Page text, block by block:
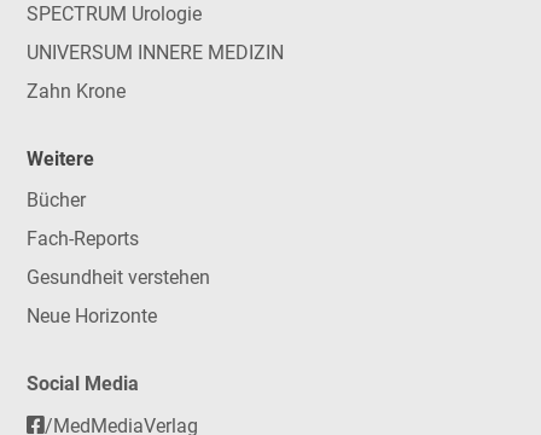
SPECTRUM Urologie
UNIVERSUM INNERE MEDIZIN
Zahn Krone
Weitere
Bücher
Fach-Reports
Gesundheit verstehen
Neue Horizonte
Social Media
/MedMediaVerlag